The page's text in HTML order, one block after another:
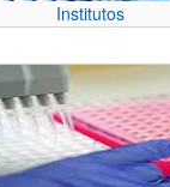
Institutos